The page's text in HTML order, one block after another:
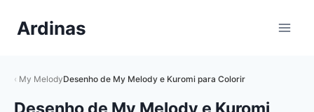
paraArdinas
My MelodyDesenho de My Melody e Kuromi para Colorir